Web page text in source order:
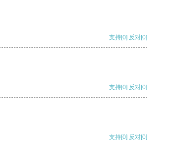
支持[0] 反对[0]
支持[0] 反对[0]
支持[0] 反对[0]